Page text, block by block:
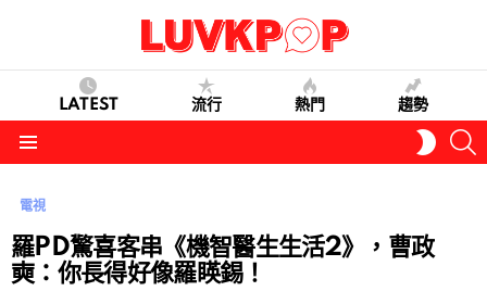
LATEST 流行 熱門 趨勢
SKIN
電視
羅PD驚喜客串《機智醫生生活2》，曹政
奭：你長得好像羅䁐錫！